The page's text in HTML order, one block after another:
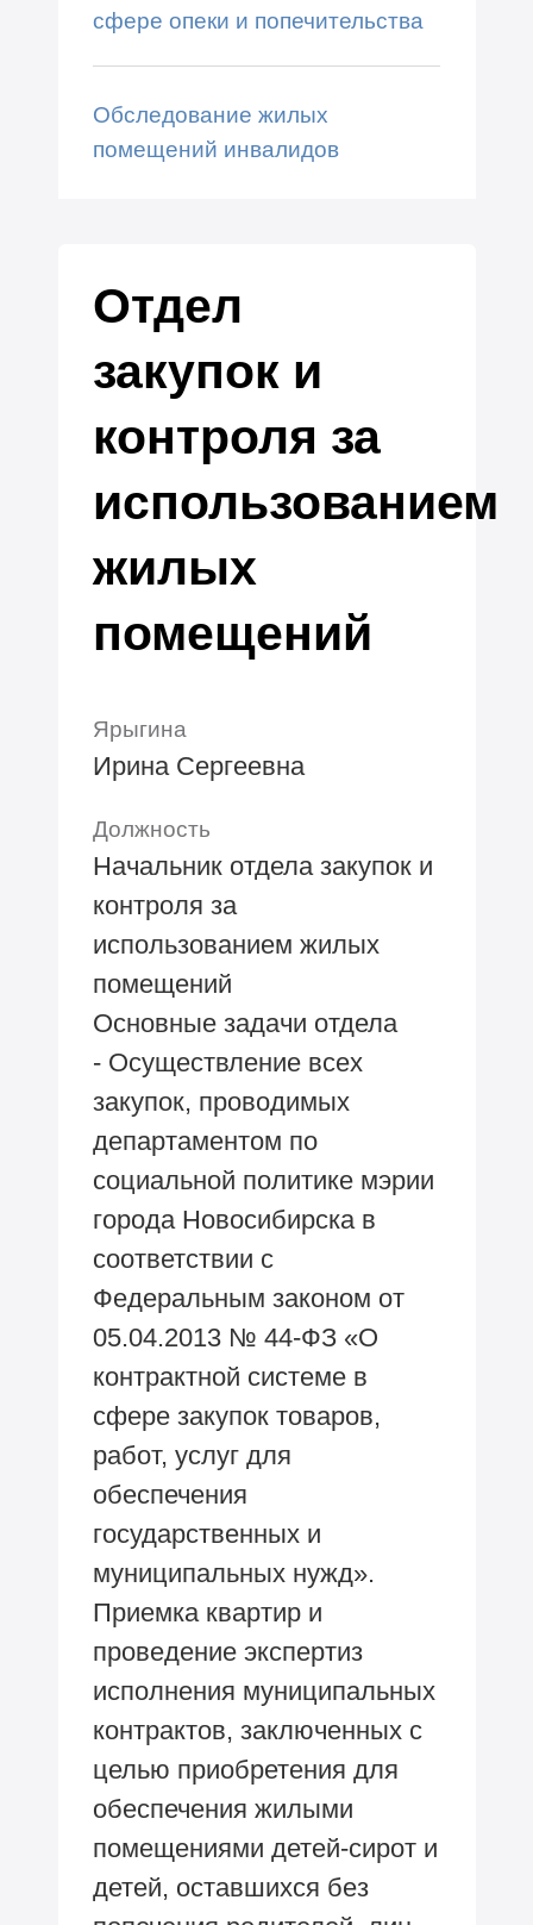
сфере опеки и попечительства
Обследование жилых
помещений инвалидов
Отдел
закупок и
контроля за
использованием
жилых
помещений
Ярыгина
Ирина Сергеевна
Должность
Начальник отдела закупок и
контроля за
использованием жилых
помещений
Основные задачи отдела
- Осуществление всех
закупок, проводимых
департаментом по
социальной политике мэрии
города Новосибирска в
соответствии с
Федеральным законом от
05.04.2013 № 44-ФЗ «О
контрактной системе в
сфере закупок товаров,
работ, услуг для
обеспечения
государственных и
муниципальных нужд».
Приемка квартир и
проведение экспертиз
исполнения муниципальных
контрактов, заключенных с
целью приобретения для
обеспечения жилыми
помещениями детей-сирот и
детей, оставшихся без